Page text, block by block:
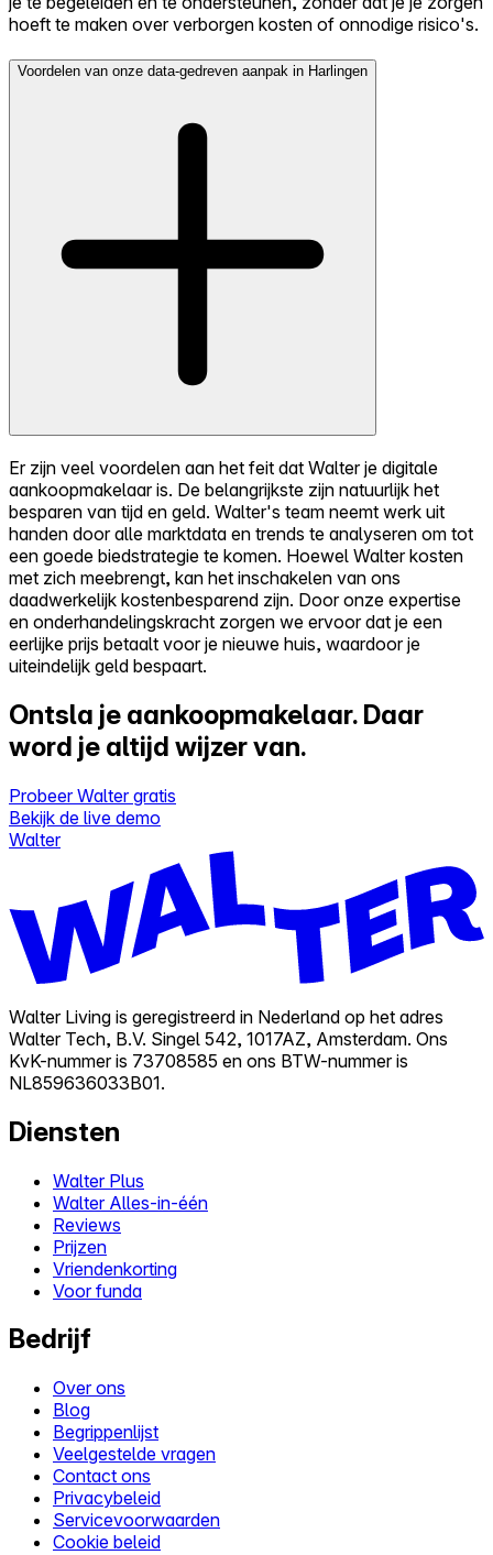
hoeft te maken over verborgen kosten of onnodige risico's.
Voordelen van onze data-gedreven aanpak in Harlingen
Er zijn veel voordelen aan het feit dat Walter je digitale
aankoopmakelaar is. De belangrijkste zijn natuurlijk het
besparen van tijd en geld. Walter's team neemt werk uit
handen door alle marktdata en trends te analyseren om tot
een goede biedstrategie te komen. Hoewel Walter kosten
met zich meebrengt, kan het inschakelen van ons
daadwerkelijk kostenbesparend zijn. Door onze expertise
en onderhandelingskracht zorgen we ervoor dat je een
eerlijke prijs betaalt voor je nieuwe huis, waardoor je
uiteindelijk geld bespaart.
Ontsla je aankoopmakelaar. Daar
word je altijd wijzer van.
Probeer Walter gratis
Bekijk de live demo
Walter
Walter Living is geregistreerd in Nederland op het adres
Walter Tech, B.V. Singel 542, 1017AZ, Amsterdam. Ons
KvK-nummer is 73708585 en ons BTW-nummer is
NL859636033B01.
Diensten
Walter Plus
Walter Alles-in-één
Reviews
Prijzen
Vriendenkorting
Voor funda
Bedrijf
Over ons
Blog
Begrippenlijst
Veelgestelde vragen
Contact ons
Privacybeleid
Servicevoorwaarden
Cookie beleid